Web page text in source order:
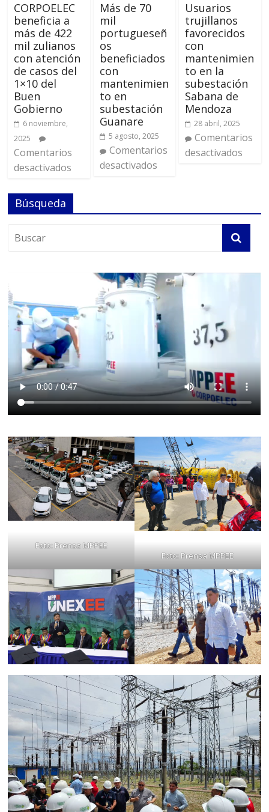
CORPOELEC
beneficia a
más de 422
mil zulianos
con atención
de casos del
1×10 del
Buen
Gobierno
6 noviembre,
2025
Comentarios
desactivados
Más de 70
mil
portugueseñ
os
beneficiados
con
mantenimien
to en
subestación
Guanare
5 agosto, 2025
Comentarios
desactivados
Usuarios
trujillanos
favorecidos
con
mantenimien
to en la
subestación
Sabana de
Mendoza
28 abril, 2025
Comentarios
desactivados
Búsqueda
Foto: Prensa MPPEE
Foto: Prensa MPPEE